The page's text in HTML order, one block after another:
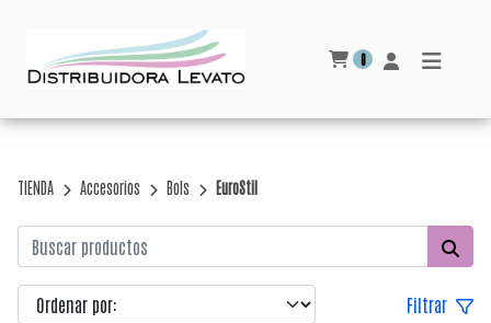
0
TIENDA Accesorios Bols EuroStil
Filtrar